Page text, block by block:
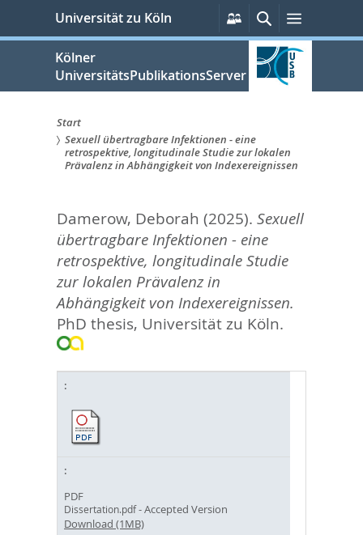
springen
Universität zu Köln
Persönliche
Services
SucheMenü
Kölner
UniversitätsPublikationsServer
Sie
hier:
Start
Sexuell übertragbare Infektionen - eine
retrospektive, longitudinale Studie zur lokalen
Prävalenz in Abhängigkeit von Indexereignissen
Damerow, Deborah (2025). Sexuell
übertragbare Infektionen - eine
retrospektive, longitudinale Studie
zur lokalen Prävalenz in
Abhängigkeit von Indexereignissen.
PhD thesis, Universität zu Köln.
PDF
Dissertation.pdf- Accepted Version
Download (1MB)